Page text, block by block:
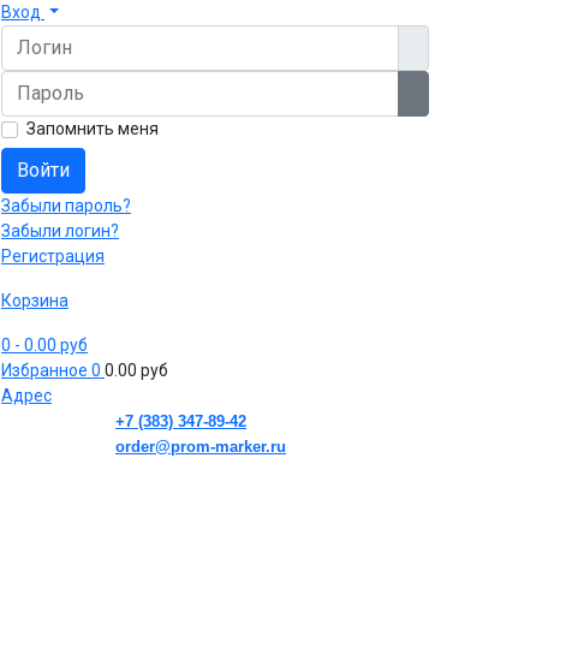
Вход
Логин
Пароль
Запомнить меня
Войти
Забыли пароль?
Забыли логин?
Регистрация
Корзина
0 - 0.00 руб
Избранное 0 0.00 руб
Адрес
+7 (383) 347-89-42
order@prom-marker.ru